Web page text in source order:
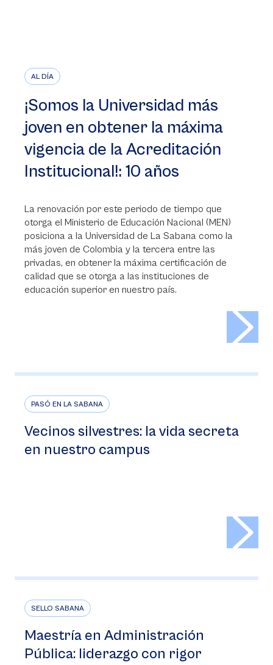
AL DÍA
¡Somos la Universidad más
joven en obtener la máxima
vigencia de la Acreditación
Institucional!: 10 años
La renovación por este periodo de tiempo que
otorga el Ministerio de Educación Nacional (MEN)
posiciona a la Universidad de La Sabana como la
más joven de Colombia y la tercera entre las
privadas, en obtener la máxima certificación de
calidad que se otorga a las instituciones de
educación superior en nuestro país.
PASÓ EN LA SABANA
Vecinos silvestres: la vida secreta
en nuestro campus
SELLO SABANA
Maestría en Administración
Pública: liderazgo con rigor